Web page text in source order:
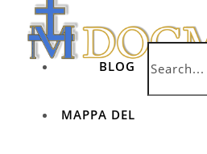
BLOG
MAPPA DEL